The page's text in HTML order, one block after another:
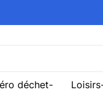
déchet Loisirs